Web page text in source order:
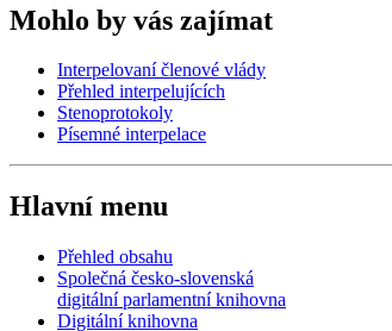
Mohlo by vás zajímat
Interpelovaní členové vlády
Přehled interpelujících
Stenoprotokoly
Písemné interpelace
Hlavní menu
Přehled obsahu
Společná česko-slovenská
digitální parlamentní knihovna
Digitální knihovna